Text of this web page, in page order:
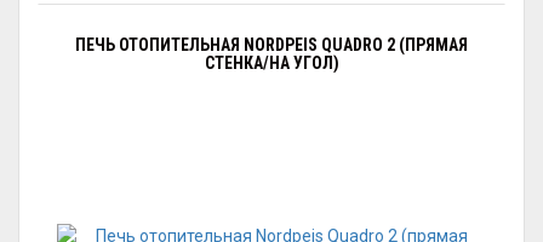
ПЕЧЬ ОТОПИТЕЛЬНАЯ NORDPEIS QUADRO 2 (ПРЯМАЯ
СТЕНКА/НА УГОЛ)